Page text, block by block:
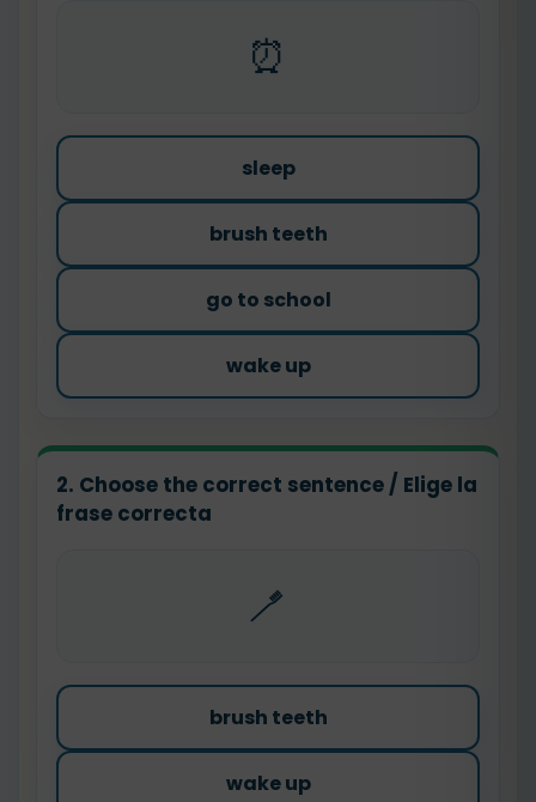
⏰
sleep
brush teeth
go to school
wake up
2. Choose the correct sentence / Elige la
frase correcta
🪥
brush teeth
wake up